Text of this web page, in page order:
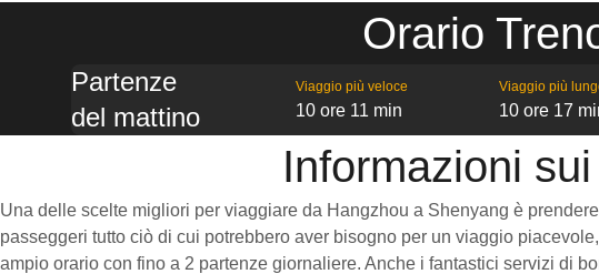
Orario
Partenze
del mattino
Viaggio più veloce
10 ore 11 min
Viaggio più
10 ore 17
Informazioni
Una delle scelte migliori per viaggiare da Hangzhou a Shenyang è
passeggeri tutto ciò di cui potrebbero aver bisogno per un viaggio
ampio orario con fino a 2 partenze giornaliere. Anche i fantastici servizi di